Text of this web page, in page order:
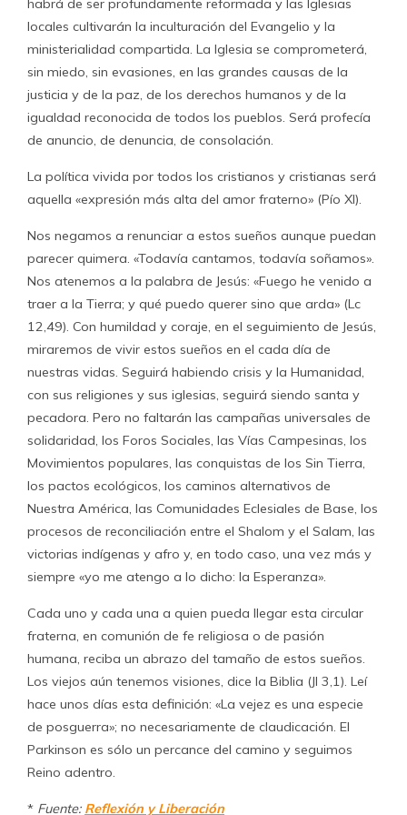
habrá de ser profundamente reformada y las Iglesias
locales cultivarán la inculturación del Evangelio y la
ministerialidad compartida. La Iglesia se comprometerá,
sin miedo, sin evasiones, en las grandes causas de la
justicia y de la paz, de los derechos humanos y de la
igualdad reconocida de todos los pueblos. Será profecía
de anuncio, de denuncia, de consolación.
La política vivida por todos los cristianos y cristianas será
aquella «expresión más alta del amor fraterno» (Pío XI).
Nos negamos a renunciar a estos sueños aunque puedan
parecer quimera. «Todavía cantamos, todavía soñamos».
Nos atenemos a la palabra de Jesús: «Fuego he venido a
traer a la Tierra; y qué puedo querer sino que arda» (Lc
12,49). Con humildad y coraje, en el seguimiento de Jesús,
miraremos de vivir estos sueños en el cada día de
nuestras vidas. Seguirá habiendo crisis y la Humanidad,
con sus religiones y sus iglesias, seguirá siendo santa y
pecadora. Pero no faltarán las campañas universales de
solidaridad, los Foros Sociales, las Vías Campesinas, los
Movimientos populares, las conquistas de los Sin Tierra,
los pactos ecológicos, los caminos alternativos de
Nuestra América, las Comunidades Eclesiales de Base, los
procesos de reconciliación entre el Shalom y el Salam, las
victorias indígenas y afro y, en todo caso, una vez más y
siempre «yo me atengo a lo dicho: la Esperanza».
Cada uno y cada una a quien pueda llegar esta circular
fraterna, en comunión de fe religiosa o de pasión
humana, reciba un abrazo del tamaño de estos sueños.
Los viejos aún tenemos visiones, dice la Biblia (Jl 3,1). Leí
hace unos días esta definición: «La vejez es una especie
de posguerra»; no necesariamente de claudicación. El
Parkinson es sólo un percance del camino y seguimos
Reino adentro.
* Fuente: Reflexión y Liberación